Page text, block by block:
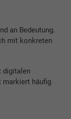
an Bedeutung.
mit konkreten
digitalen
markiert häufig